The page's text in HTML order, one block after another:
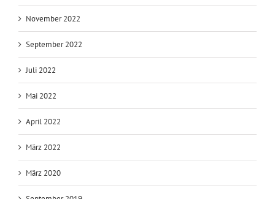
November 2022
September 2022
Juli 2022
Mai 2022
April 2022
März 2022
März 2020